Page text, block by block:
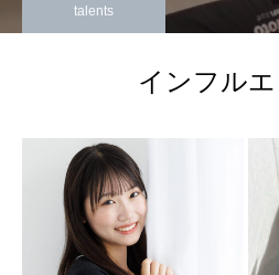
talents
インフル